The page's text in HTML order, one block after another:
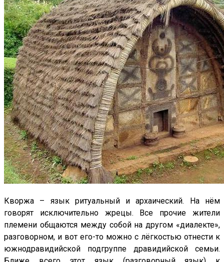
Кворжа – язык ритуальный и архаический. На нём
говорят исключительно жрецы. Все прочие жители
племени общаются между собой на другом «диалекте»,
разговорном, и вот его-то можно с лёгкостью отнести к
южнодравидийской подгруппе дравидийской семьи.